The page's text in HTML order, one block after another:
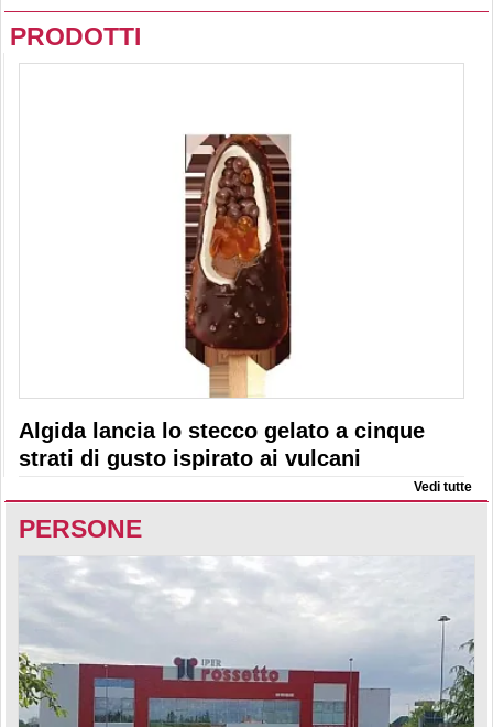
PRODOTTI
Algida lancia lo stecco gelato a cinque
strati di gusto ispirato ai vulcani
Vedi tutte
PERSONE